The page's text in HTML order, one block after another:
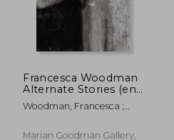
Francesca Woodman
Alternate Stories (en
Inglés)
Woodman, Francesca ;
Marian Goodman Gallery,